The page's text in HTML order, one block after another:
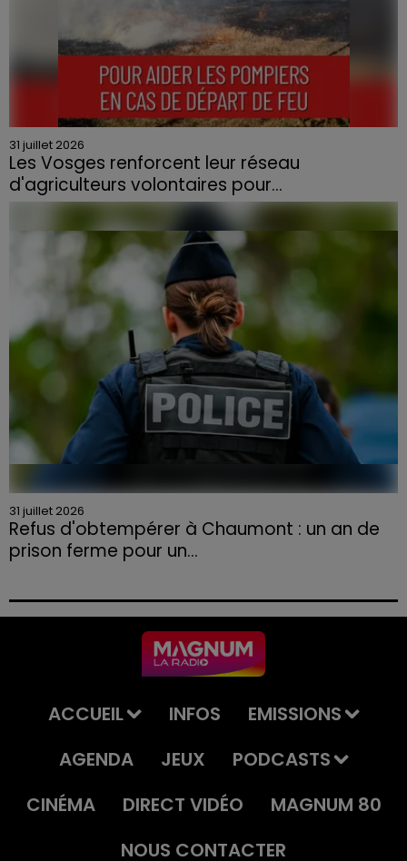
31 juillet 2026
Les Vosges renforcent leur réseau
d'agriculteurs volontaires pour...
Face à la sécheresse et aux risques de départs de feu,
la Chambre d'agriculture des Vosges a lancé un appel
aux agriculteurs volontaires pour venir en aide...
31 juillet 2026
Refus d'obtempérer à Chaumont : un an de
prison ferme pour un...
permis et la confiscation de son véhicule.
ACCUEIL INFOS
EMISSIONS
AGENDA
JEUX
PODCASTS
CINÉMA
DIRECT VIDÉO
MAGNUM 80
NOUS CONTACTER